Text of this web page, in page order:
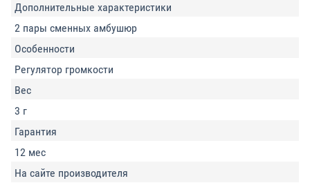
Дополнительные характеристики
2 пары сменных амбушюр
Особенности
Регулятор громкости
Вес
3 г
Гарантия
12 мес
На сайте производителя